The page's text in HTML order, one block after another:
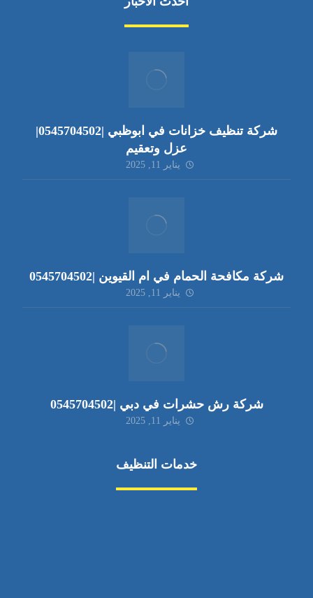
شركة تنظيف خزانات في ابوظبي |0545704502|
عزل وتعقيم
يناير 11, 2025
شركة مكافحة الحمام في ام القيوين |0545704502
يناير 11, 2025
شركة رش حشرات في دبي |0545704502
يناير 11, 2025
خدمات التنظيف